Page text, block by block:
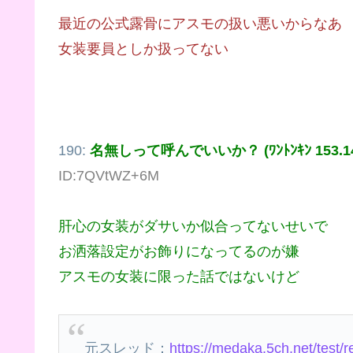
最近の公式露骨にアスモの扱い悪いからなあ
女装要員としか扱ってない
190: 名無しって呼んでいいか？ (ﾜﾝﾄﾝｷﾝ
ID:7QVtWZ+6M
肝心の女装がダサいか似合ってないせいで
お洒落設定がお飾りになってるのが嫌
アスモの女装に限った話ではないけど
元スレッド： https://medaka.5ch.net/test/